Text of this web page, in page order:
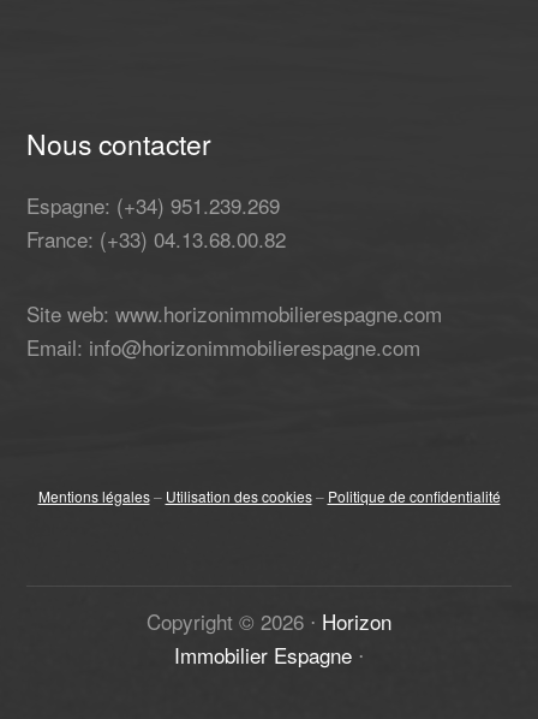
Nous contacter
Espagne: (+34) 951.239.269
France: (+33) 04.13.68.00.82
Site web: www.horizonimmobilierespagne.com
Email: info@horizonimmobilierespagne.com
Mentions légales– Utilisation des cookies– Politique de confidentialité
Copyright © 2026 ⋅ Horizon
Immobilier Espagne ⋅